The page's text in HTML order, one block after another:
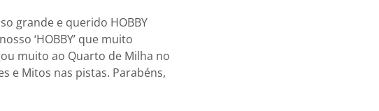
grande e querido HOBBY
‘HOBBY’ que muito
muito ao Quarto de Milha no
e Mitos nas pistas. Parabéns,